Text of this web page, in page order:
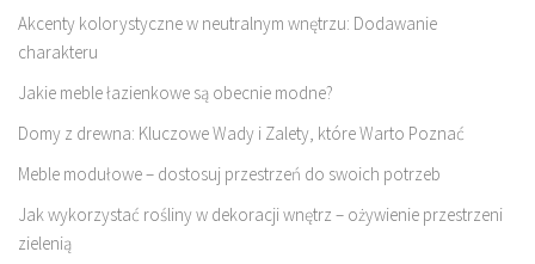
Akcenty kolorystyczne w neutralnym wnętrzu: Dodawanie
charakteru
Jakie meble łazienkowe są obecnie modne?
Domy z drewna: Kluczowe Wady i Zalety, które Warto Poznać
Meble modułowe – dostosuj przestrzeń do swoich potrzeb
Jak wykorzystać rośliny w dekoracji wnętrz – ożywienie przestrzeni
zielenią